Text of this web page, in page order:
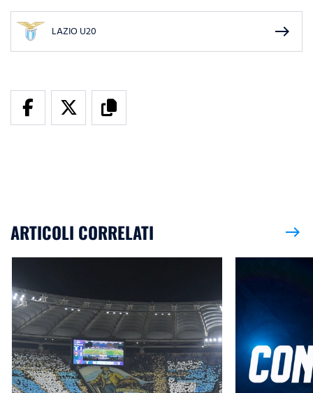
LAZIO U20 east
ARTICOLI CORRELATI east